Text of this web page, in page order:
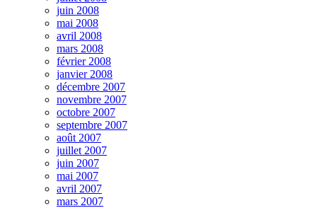
juin 2008
mai 2008
avril 2008
mars 2008
février 2008
janvier 2008
décembre 2007
novembre 2007
octobre 2007
septembre 2007
août 2007
juillet 2007
juin 2007
mai 2007
avril 2007
mars 2007